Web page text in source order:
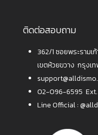
ติดต่อสอบถาม
362/1 ซอยพระรามเ
เขตห้วยขวาง กรุงเ
02-096-6595 Ext.
Line Official :